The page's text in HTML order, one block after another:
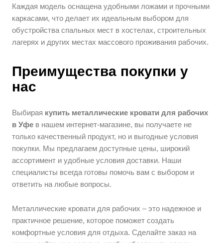
Каждая модель оснащена удобными ложами и прочными
каркасами, что делает их идеальным выбором для
обустройства спальных мест в хостелах, строительных
лагерях и других местах массового проживания рабочих.
Преимущества покупки у
нас
Выбирая купить металлические кровати для рабочих
в Уфе в нашем интернет-магазине, вы получаете не
только качественный продукт, но и выгодные условия
покупки. Мы предлагаем доступные цены, широкий
ассортимент и удобные условия доставки. Наши
специалисты всегда готовы помочь вам с выбором и
ответить на любые вопросы.
Металлические кровати для рабочих – это надежное и
практичное решение, которое поможет создать
комфортные условия для отдыха. Сделайте заказ на